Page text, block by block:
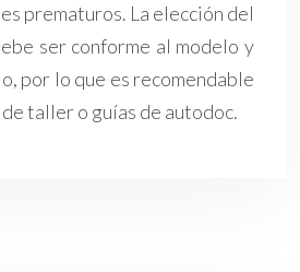
prematuros. La elección del
ser conforme al modelo y
por lo que es recomendable
taller o guías de autodoc.